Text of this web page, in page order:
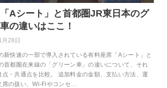
Aシート」と首都圏JR東日本のグ
の違いはここ！
28日
新快速の一部で導入されている有料座席「Aシート」と
首都圏在来線の「グリーン車」の違いについて、それ
点・共通点を比較。 追加料金の金額、支払い方法、運
席の扱い、Wi-Fiやコンセ…